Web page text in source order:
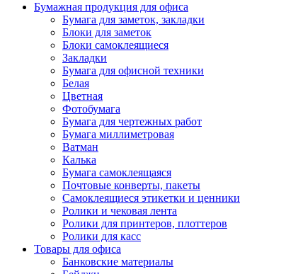
Бумажная продукция для офиса
Бумага для заметок, закладки
Блоки для заметок
Блоки самоклеящиеся
Закладки
Бумага для офисной техники
Белая
Цветная
Фотобумага
Бумага для чертежных работ
Бумага миллиметровая
Ватман
Калька
Бумага самоклеящаяся
Почтовые конверты, пакеты
Самоклеящиеся этикетки и ценники
Ролики и чековая лента
Ролики для принтеров, плоттеров
Ролики для касс
Товары для офиса
Банковские материалы